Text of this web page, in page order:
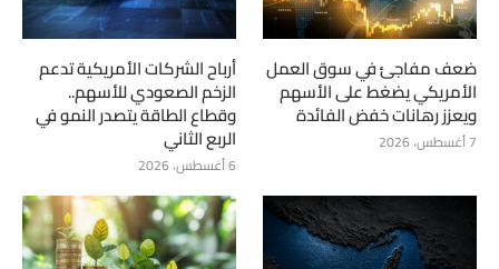
ضعف مفاجئ في سوق العمل
الأمريكي يضغط على الأسهم
ويعزز رهانات خفض الفائدة
7 أغسطس، 2026
أرباح الشركات الأمريكية تدعم
الزخم الصعودي للأسهم..
وقطاع الطاقة يتصدر النمو في
الربع الثاني
6 أغسطس، 2026